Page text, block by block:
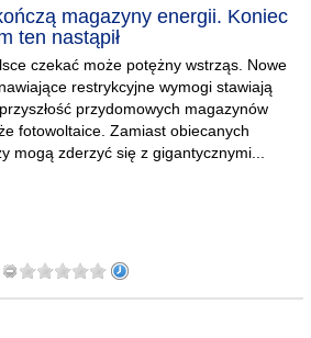
magazyny energii. Koniec
ten nastąpił
czekać może potężny wstrząs. Nowe
restrykcyjne wymogi stawiają
przydomowych magazynów
fotowoltaice. Zamiast obiecanych
mogą zderzyć się z gigantycznymi...